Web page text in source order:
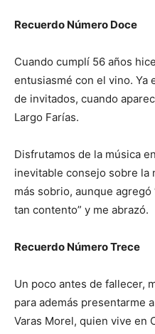
Recuerdo Número Doce
Cuando cumplí 56 años
entusiasmé con el vino. Ya
de invitados, cuando
Largo Farías.
Disfrutamos de la música
inevitable consejo sobre la
más sobrio, aunque
tan contento” y me abrazó.
Recuerdo Número Trece
Un poco antes de fallecer,
para además presentarme
Varas Morel, quien vive en